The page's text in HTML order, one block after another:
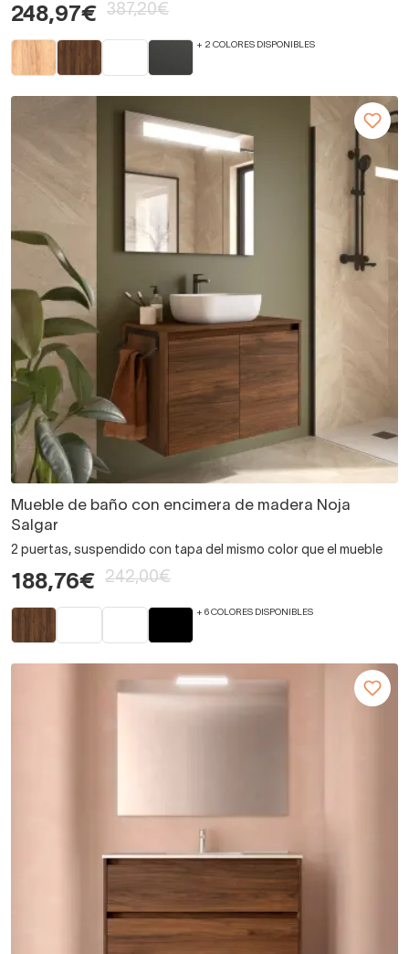
248,97€ 387,20€
+ 2 COLORES DISPONIBLES
Mueble de baño con encimera de madera Noja
Salgar
2 puertas, suspendido con tapa del mismo color que el mueble
188,76€ 242,00€
+ 6 COLORES DISPONIBLES